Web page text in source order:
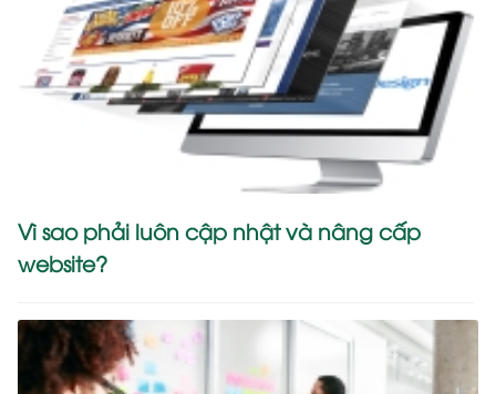
Vì sao phải luôn cập nhật và nâng cấp
website?